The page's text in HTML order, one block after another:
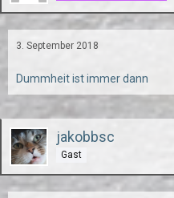
3. September 2018
Dummheit ist immer dann
jakobbsc
Gast